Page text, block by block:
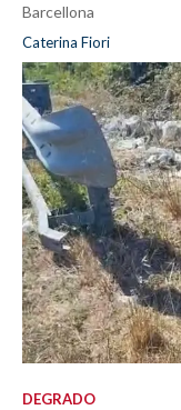
Barcellona
Caterina Fiori
DEGRADO